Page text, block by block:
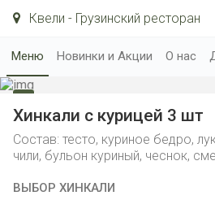
Квели - Грузинский ресторан
Меню Новинки и Акции О нас
Хинкали с курицей 3 шт
Состав: тесто, куриное бедро,
чили, бульон куриный, чеснок,
ВЫБОР ХИНКАЛИ